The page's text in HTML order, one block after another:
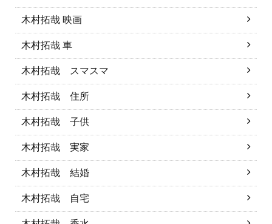
木村拓哉 映画
木村拓哉 車
木村拓哉 スマスマ
木村拓哉 住所
木村拓哉 子供
木村拓哉 実家
木村拓哉 結婚
木村拓哉 自宅